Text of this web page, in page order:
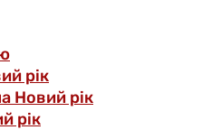
рік
Новий рік
рік